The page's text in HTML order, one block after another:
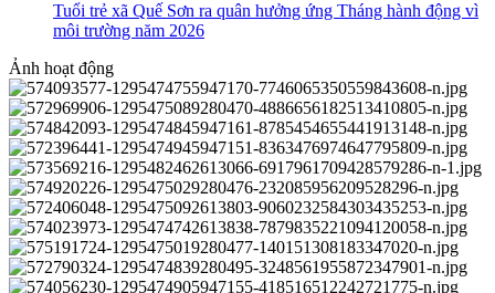
Tuổi trẻ xã Quế Sơn ra quân hưởng ứng Tháng hành động vì
môi trường năm 2026
Ảnh hoạt động